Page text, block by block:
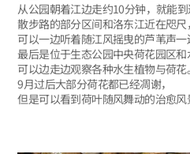
从公园朝着江边走约10分钟，就能到
散步路的部分区间和洛东江近在咫尺，
可以一边听着随江风摇曳的芦苇声一
最后是位于生态公园中央荷花园区和
可以边走边观察各种水生植物与荷花。
9月过后大部分荷花都已经凋谢，
但是可以看到荷叶随风舞动的治愈风